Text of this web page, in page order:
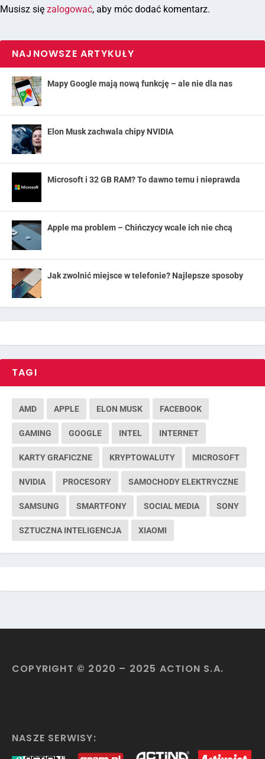
Musisz się zalogować, aby móc dodać komentarz.
NAJNOWSZE ARTYKUŁY
Mapy Google mają nową funkcję – ale nie dla nas
Elon Musk zachwala chipy NVIDIA
Microsoft i 32 GB RAM? To dawno temu i nieprawda
Apple ma problem – Chińczycy wcale ich nie chcą
Jak zwolnić miejsce w telefonie? Najlepsze sposoby
TAGI
AMD APPLE ELON MUSK FACEBOOK
GAMING GOOGLE INTEL INTERNET
KARTY GRAFICZNE KRYPTOWALUTY MICROSOFT
NVIDIA PROCESORY SAMOCHODY ELEKTRYCZNE
SAMSUNG SMARTFONY SOCIAL MEDIA SONY
SZTUCZNA INTELIGENCJA XIAOMI
COPYRIGHT © 2020 – 2025 ACTION S.A.
NASZE SERWISY: